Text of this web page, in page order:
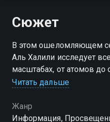
Сюжет
В этом ошеломляющем
Аль Халили исследует
масштабах, от атомов до
взаимосвязанных
Читать дальше
Жанр
Информация,